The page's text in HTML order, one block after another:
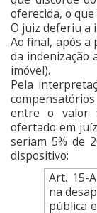
oferecida, o
O juiz deferiu a
Ao final, após a
da indenização
imóvel).
Pela
entre o valor
ofertado em
seriam 5% de
dispositivo:
Art. 15-
na
pública